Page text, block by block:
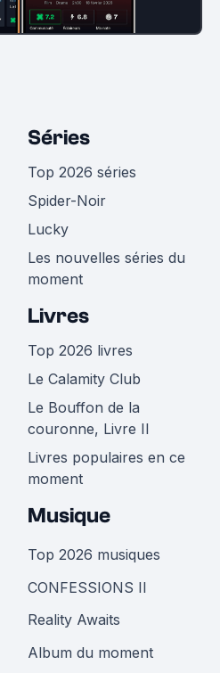
Séries
Top 2026 séries
Spider-Noir
Lucky
Les nouvelles séries du
moment
Livres
Top 2026 livres
Le Calamity Club
Le Bouffon de la
couronne, Livre II
Livres populaires en ce
moment
Musique
Top 2026 musiques
CONFESSIONS II
Reality Awaits
Album du moment